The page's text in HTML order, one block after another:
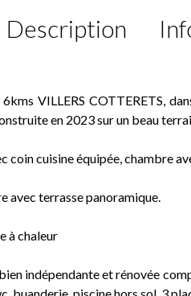
Description
6kms VILLERS COTTERETS,
en 2023 sur un beau
coin cuisine équipée, chambre
avec terrasse panoramique.
à chaleur
indépendante et rénovée